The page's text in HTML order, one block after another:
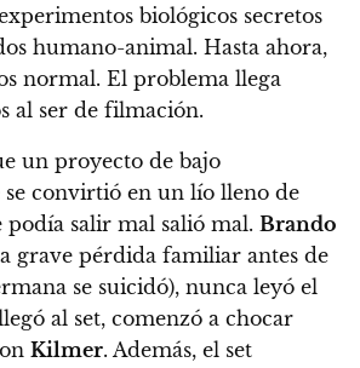
biológicos secretos
humano-animal. Hasta ahora,
normal. El problema llega
al ser de filmación.
un proyecto de bajo
se convirtió en un lío lleno de
podía salir mal salió mal. Brando
grave pérdida familiar antes de
se suicidó), nunca leyó el
al set, comenzó a chocar
Kilmer. Además, el set